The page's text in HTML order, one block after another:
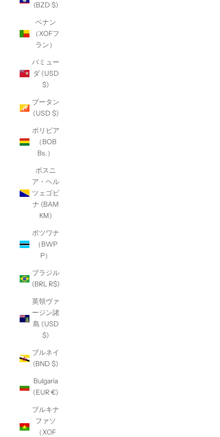
(BZD $)
ベナン
（XOFフ
ラン）
バミュー
ダ (USD
$)
ブータン
(USD $)
ボリビア
（BOB
Bs.）
ボスニ
ア・ヘル
ツェゴビ
ナ (BAM
КМ)
ボツワナ
（BWP
P）
ブラジル
(BRL R$)
英領ヴァ
ージン諸
島 (USD
$)
ブルネイ
(BND $)
Bulgaria
(EUR €)
ブルキナ
ファソ
（XOF